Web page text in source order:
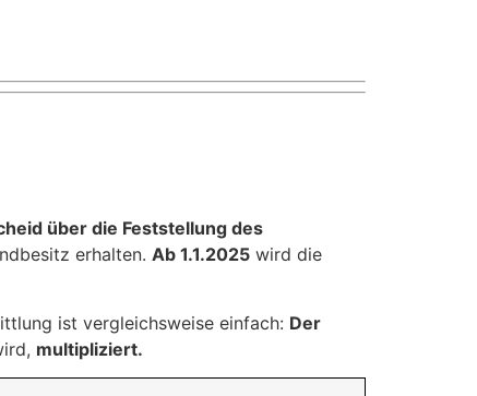
über die Feststellung des
erhalten. Ab 1.1.2025 wird die
ist vergleichsweise einfach: Der
multipliziert.